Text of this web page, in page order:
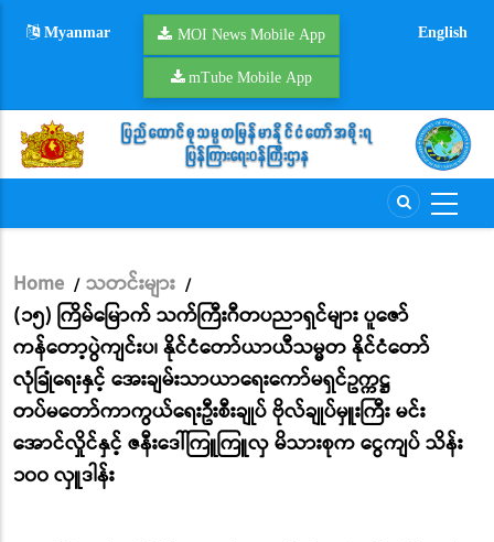
Myanmar MOI News Mobile App
mTube Mobile App
English
Breadcrumb
Home / သတင်းများ /
(၁၅) ကြိမ်မြောက် သက်ကြီးဂီတပညာရှင်များ ပူဇော်
ကန်တော့ပွဲကျင်းပ၊ နိုင်ငံတော်ယာယီသမ္မတ နိုင်ငံတော်
လုံခြုံရေးနှင့် အေးချမ်းသာယာရေးကော်မရှင်ဥက္ကဋ္ဌ
တပ်မတော်ကာကွယ်ရေးဦးစီးချုပ် ဗိုလ်ချုပ်မှူးကြီး မင်း
အောင်လှိုင်နှင့် ဇနီးဒေါ်ကြူကြူလှ မိသားစုက ငွေကျပ် သိန်း
၁၀၀ လှူဒါန်း